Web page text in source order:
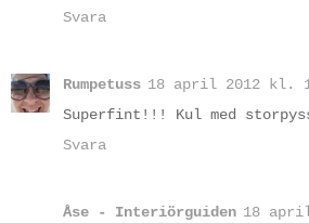
Svara
Rumpetuss 18 april 2012 kl.
Superfint!!! Kul med
Svara
Åse - Interiörguiden 18